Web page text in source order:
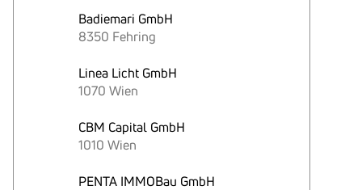
Badiemari GmbH
8350 Fehring
Linea Licht GmbH
1070 Wien
CBM Capital GmbH
1010 Wien
PENTA IMMOBau GmbH